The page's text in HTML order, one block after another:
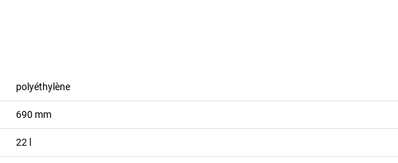
polyéthylène
690 mm
22